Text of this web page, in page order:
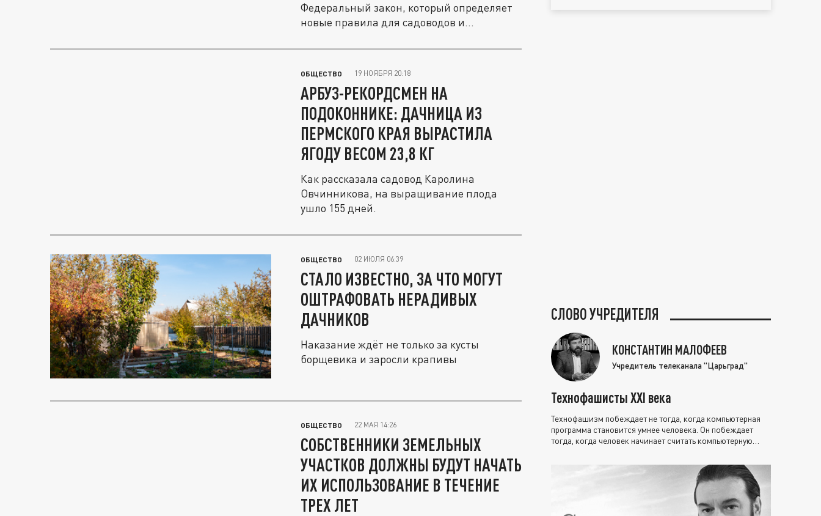
Федеральный закон, который определяет
новые правила для садоводов и...
ОБЩЕСТВО 19 НОЯБРЯ 20:18
АРБУЗ-РЕКОРДСМЕН НА
ПОДОКОННИКЕ: ДАЧНИЦА ИЗ
ПЕРМСКОГО КРАЯ ВЫРАСТИЛА
ЯГОДУ ВЕСОМ 23,8 КГ
Как рассказала садовод Каролина
Овчинникова, на выращивание плода
ушло 155 дней.
ОБЩЕСТВО 02 ИЮЛЯ 06:39
СТАЛО ИЗВЕСТНО, ЗА ЧТО МОГУТ
ОШТРАФОВАТЬ НЕРАДИВЫХ
ДАЧНИКОВ
Наказание ждёт не только за кусты
борщевика и заросли крапивы
ОБЩЕСТВО 22 МАЯ 14:26
СОБСТВЕННИКИ ЗЕМЕЛЬНЫХ
УЧАСТКОВ ДОЛЖНЫ БУДУТ НАЧАТЬ
ИХ ИСПОЛЬЗОВАНИЕ В ТЕЧЕНИЕ
ТРЕХ ЛЕТ
СЛОВО УЧРЕДИТЕЛЯ
КОНСТАНТИН МАЛОФЕЕВ
Учредитель телеканала "Царьград"
Технофашисты XXI века
Технофашизм побеждает не тогда, когда компьютерная
программа становится умнее человека. Он побеждает
тогда, когда человек начинает считать компьютерную